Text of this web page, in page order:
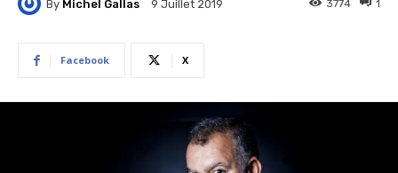
By Michel Gallas 9 Juillet 2019 1
3774
Facebook X